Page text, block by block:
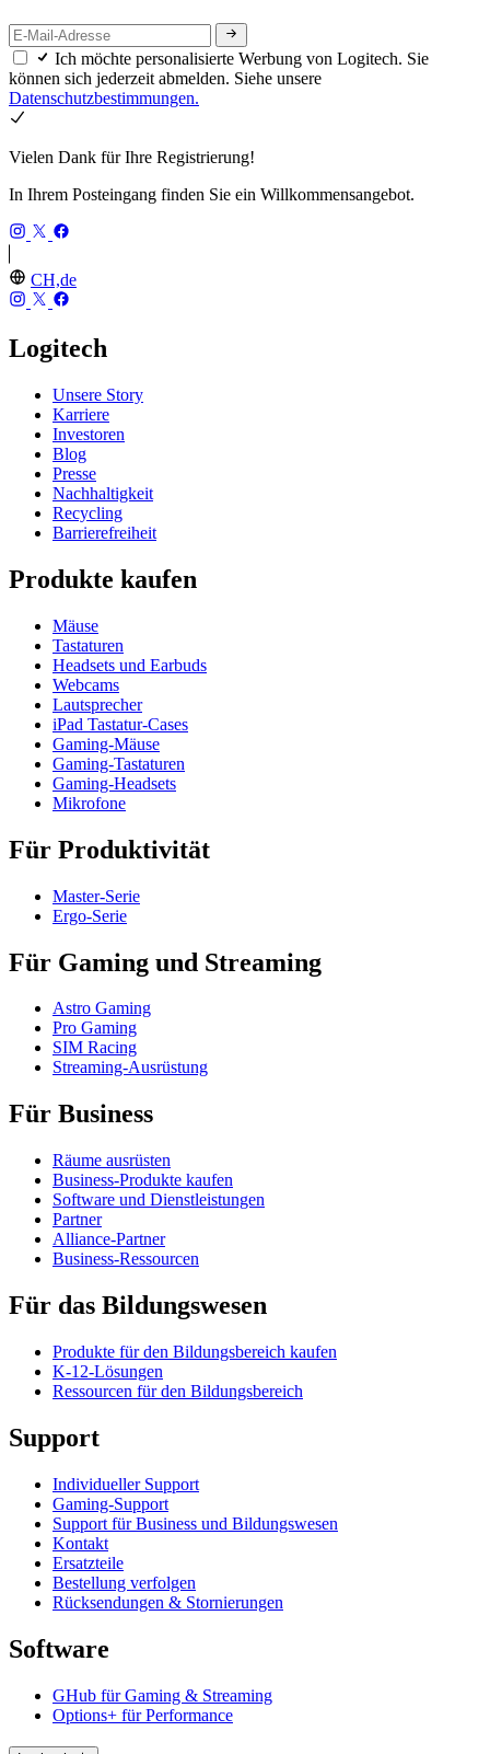
Ich möchte personalisierte Werbung von Logitech. Sie
können sich jederzeit abmelden. Siehe unsere
Datenschutzbestimmungen.
Vielen Dank für Ihre Registrierung!
In Ihrem Posteingang finden Sie ein Willkommensangebot.
CH,de
Logitech
Unsere Story
Karriere
Investoren
Blog
Presse
Nachhaltigkeit
Recycling
Barrierefreiheit
Produkte kaufen
Mäuse
Tastaturen
Headsets und Earbuds
Webcams
Lautsprecher
iPad Tastatur-Cases
Gaming-Mäuse
Gaming-Tastaturen
Gaming-Headsets
Mikrofone
Für Produktivität
Master-Serie
Ergo-Serie
Für Gaming und Streaming
Astro Gaming
Pro Gaming
SIM Racing
Streaming-Ausrüstung
Für Business
Räume ausrüsten
Business-Produkte kaufen
Software und Dienstleistungen
Partner
Alliance-Partner
Business-Ressourcen
Für das Bildungswesen
Produkte für den Bildungsbereich kaufen
K-12-Lösungen
Ressourcen für den Bildungsbereich
Support
Individueller Support
Gaming-Support
Support für Business und Bildungswesen
Kontakt
Ersatzteile
Bestellung verfolgen
Rücksendungen & Stornierungen
Software
GHub für Gaming & Streaming
Options+ für Performance